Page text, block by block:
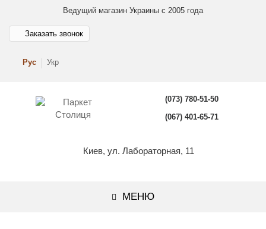
Ведущий магазин Украины с 2005 года
Рус Укр
Заказать звонок
(073) 780-51-50
(067) 401-65-71
Киев, ул. Лабораторная, 11
МЕНЮ